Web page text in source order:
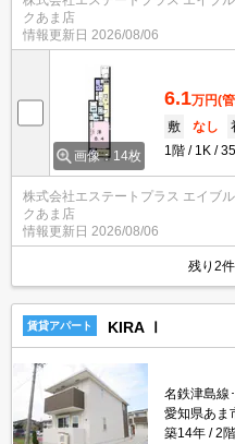
クあま店
情報更新日 2026/08/06
画像：14枚
6.1万円(
敷
なし
1階
1K
株式会社エステートプラス エイブ
クあま店
情報更新日 2026/08/06
残り2
賃貸アパート KIRA Ⅰ
名鉄津島線
愛知県あま
築14年
2